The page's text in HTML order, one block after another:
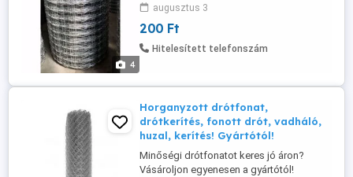
4
téveszék össze a hagyományos csomózású
lágy huzalos Vadhálókkal! Ár érték arányban
a P-tech Vadháló a legjobb
augusztus 3
200 Ft
Hitelesített telefonszám
Horganyzott drótfonat,
drótkerítés, fonott drót, vadháló,
huzal, kerítés! Gyártótól!
Minőségi drótfonatot keres jó áron?
Vásároljon egyenesen a gyártótól!